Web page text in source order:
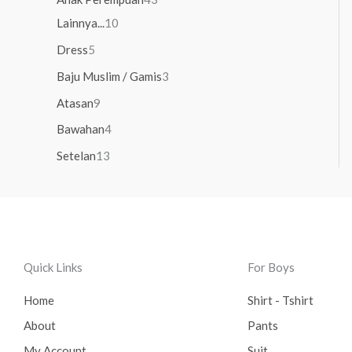
Lainnya...10
Dress5
Baju Muslim / Gamis3
Atasan9
Bawahan4
Setelan13
Quick Links
Home
About
For Boys
Shirt - Tshirt
Pants